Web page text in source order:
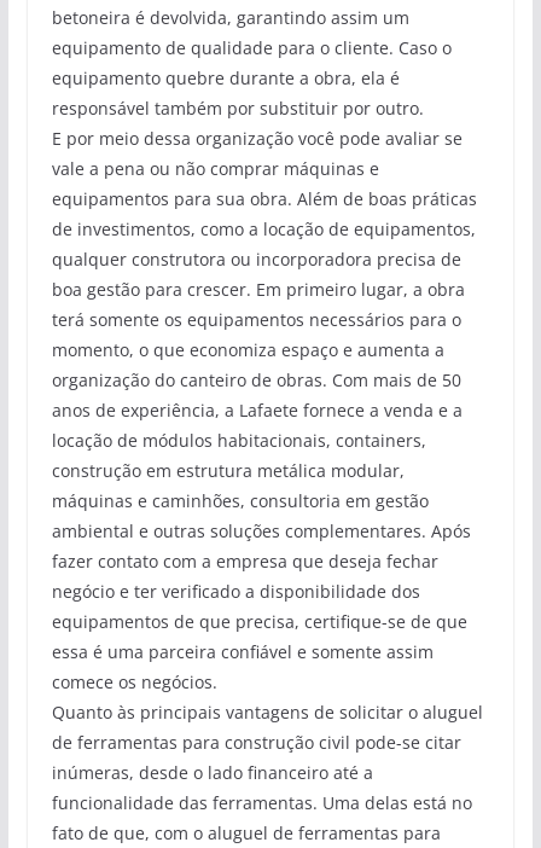
betoneira é devolvida, garantindo assim um
equipamento de qualidade para o cliente. Caso o
equipamento quebre durante a obra, ela é
responsável também por substituir por outro.
E por meio dessa organização você pode avaliar se
vale a pena ou não comprar máquinas e
equipamentos para sua obra. Além de boas práticas
de investimentos, como a locação de equipamentos,
qualquer construtora ou incorporadora precisa de
boa gestão para crescer. Em primeiro lugar, a obra
terá somente os equipamentos necessários para o
momento, o que economiza espaço e aumenta a
organização do canteiro de obras. Com mais de 50
anos de experiência, a Lafaete fornece a venda e a
locação de módulos habitacionais, containers,
construção em estrutura metálica modular,
máquinas e caminhões, consultoria em gestão
ambiental e outras soluções complementares. Após
fazer contato com a empresa que deseja fechar
negócio e ter verificado a disponibilidade dos
equipamentos de que precisa, certifique-se de que
essa é uma parceira confiável e somente assim
comece os negócios.
Quanto às principais vantagens de solicitar o aluguel
de ferramentas para construção civil pode-se citar
inúmeras, desde o lado financeiro até a
funcionalidade das ferramentas. Uma delas está no
fato de que, com o aluguel de ferramentas para